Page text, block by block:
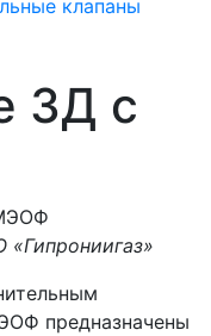
клапаны
ЗД с
«Гипрониигаз»
предназначены